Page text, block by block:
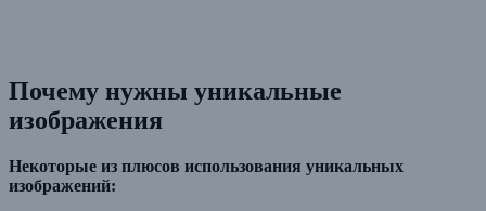
Почему нужны уникальные
изображения
Некоторые из плюсов использования уникальных
изображений: